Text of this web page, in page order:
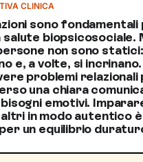
CLINICA
sono fondamentali
biopsicosociale.
non sono
e, a volte, si
problemi relazionali
una chiara
emotivi.
in modo autentico
un equilibrio